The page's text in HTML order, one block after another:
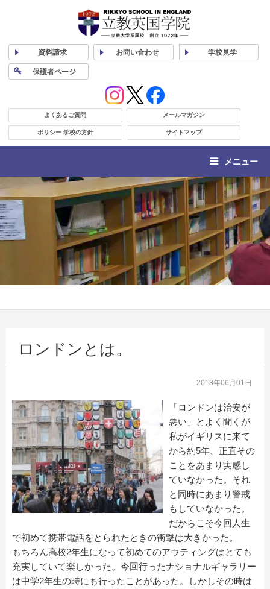
資料請求 お問い合わせ 学校見学
保護者ページ
よくあるご質問 メールマガジン
ポリシー 学校の方針 サイトマップ
メニュー
ロンドンとは。
2018年06月01日
「ロンドンは治安が
悪い」とよく聞くが
私がイギリスに来て
から約5年、正直その
ことをあまり実感し
ていなかった。それ
と同時にあまり警戒
もしていなかった。
だからこそ今回人生
で初めて携帯電話をとられたときの衝撃は大きかった。
もちろん高校2年生になって初めてのアウティングはとても
充実していて楽しかった。今回行ったナショナルギャラリー
は中学2年生の時にも行ったことがあった。しかしその時は